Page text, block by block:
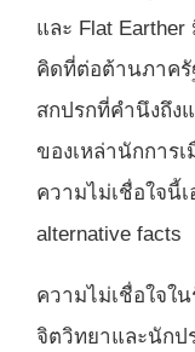
และ Flat
คิดที่ต่อต้านภาครั
สกปรกที่คำนึงถึง
ของเหล่านักการ
ความไม่เชื่อใจนี้
alternative facts
ความไม่เชื่อใจใ
จิตวิทยาและนักป